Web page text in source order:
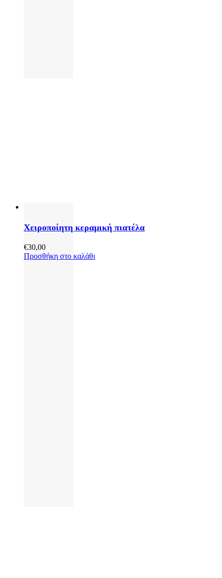
Χειροποίητη κεραμική πιατέλα
€30,00
Προσθήκη στο καλάθι